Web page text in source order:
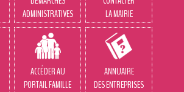
ADMINISTRATIVES
LA MAIRIE
ACCÉDER AU
PORTAIL FAMILLE
ANNUAIRE
DES ENTREPRISES